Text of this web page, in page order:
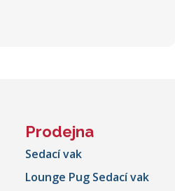
Prodejna
Sedací vak
Lounge Pug Sedací vak